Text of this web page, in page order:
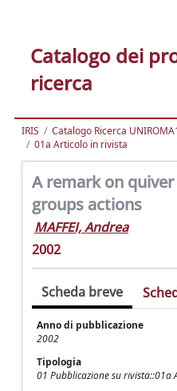
Catalogo dei
ricerca
IRIS Catalogo Ricerca
01a Articolo in rivista
A remark on
groups actions
MAFFEI, Andrea
2002
Scheda breve
Anno di pubblicazione
2002
Tipologia
01 Pubblicazione su rivista::01a